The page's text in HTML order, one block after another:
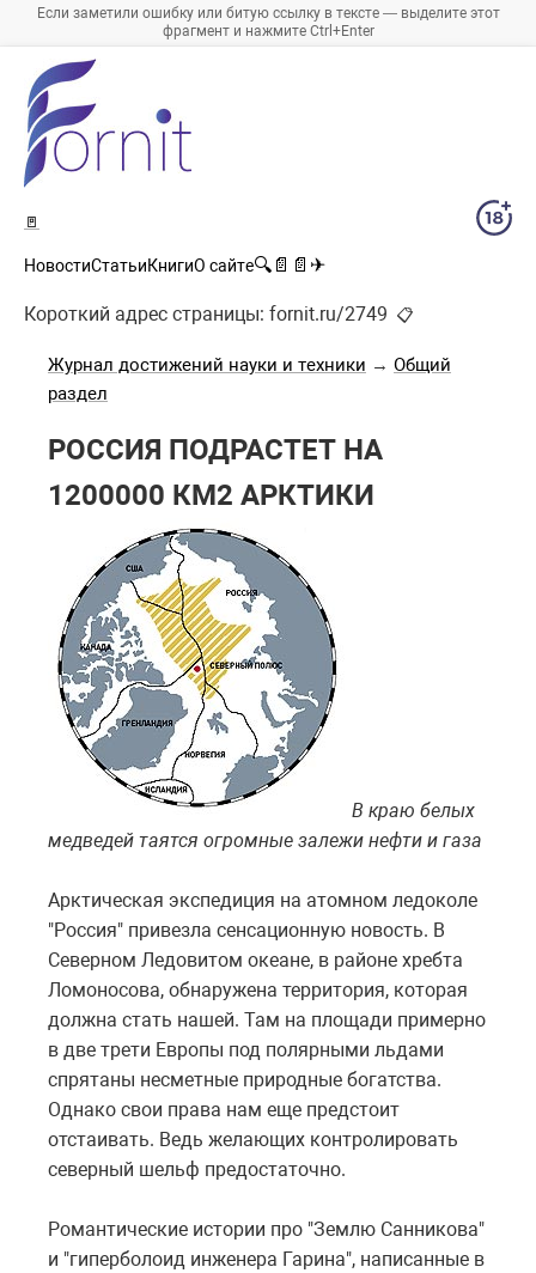
Если заметили ошибку или битую ссылку в тексте — выделите этот
фрагмент и нажмите Ctrl+Enter
🚪
НовостиСтатьиКнигиО сайте🔍 📄 📄 ✈
Короткий адрес страницы: fornit.ru/2749 📋
Журнал достижений науки и техники → Общий
раздел
РОССИЯ ПОДРАСТЕТ НА
1200000 КМ2 АРКТИКИ
В краю белых
медведей таятся огромные залежи нефти и газа
Арктическая экспедиция на атомном ледоколе
"Россия" привезла сенсационную новость. В
Северном Ледовитом океане, в районе хребта
Ломоносова, обнаружена территория, которая
должна стать нашей. Там на площади примерно
в две трети Европы под полярными льдами
спрятаны несметные природные богатства.
Однако свои права нам еще предстоит
отстаивать. Ведь желающих контролировать
северный шельф предостаточно.
Романтические истории про "Землю Санникова"
и "гиперболоид инженера Гарина", написанные в